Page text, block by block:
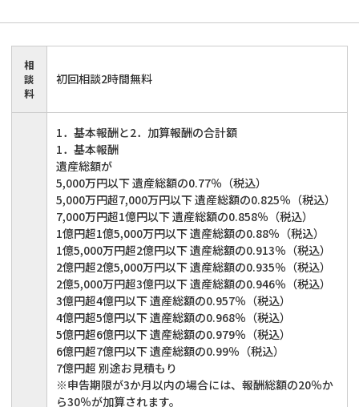
相
談
料
初回相談2時間無料
1．基本報酬と2．加算報酬の合計額
1．基本報酬
遺産総額が
5,000万円以下 遺産総額の0.77％（税込）
5,000万円超7,000万円以下 遺産総額の0.825％（税込）
7,000万円超1億円以下 遺産総額の0.858％（税込）
1億円超1億5,000万円以下 遺産総額の0.88％（税込）
1億5,000万円超2億円以下 遺産総額の0.913％（税込）
2億円超2億5,000万円以下 遺産総額の0.935％（税込）
2億5,000万円超3億円以下 遺産総額の0.946％（税込）
3億円超4億円以下 遺産総額の0.957％（税込）
4億円超5億円以下 遺産総額の0.968％（税込）
5億円超6億円以下 遺産総額の0.979％（税込）
6億円超7億円以下 遺産総額の0.99％（税込）
7億円超 別途お見積もり
※申告期限が3か月以内の場合には、報酬総額の20％か
ら30％が加算されます。